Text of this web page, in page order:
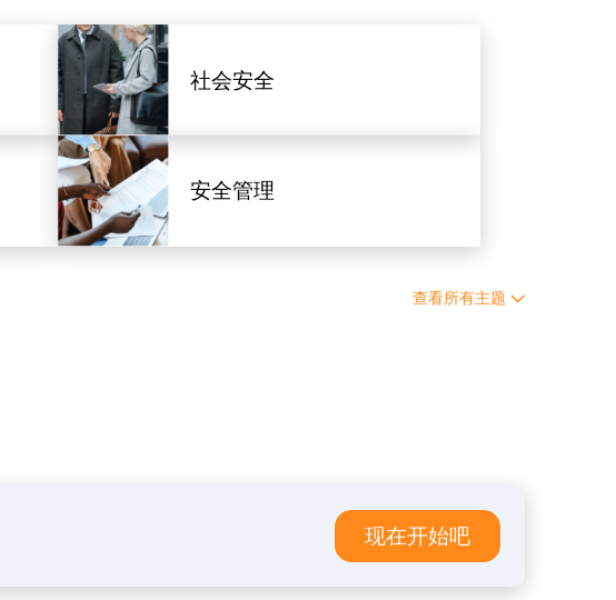
社会安全
安全管理
查看所有主题
现在开始吧